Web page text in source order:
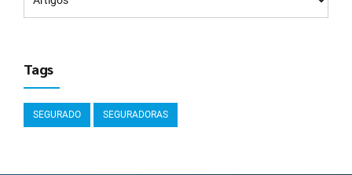
Tags
SEGURADO SEGURADORAS